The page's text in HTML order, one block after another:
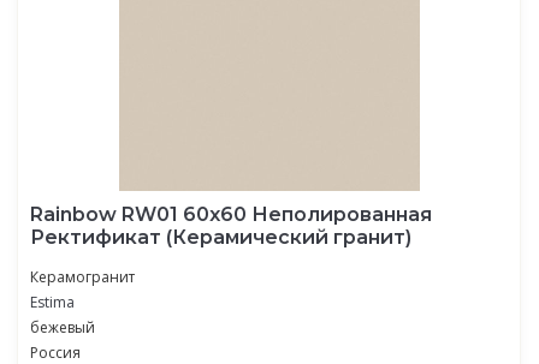
Rainbow RW01 60x60 Неполированная
Ректификат (Керамический гранит)
Керамогранит
Estima
бежевый
Россия